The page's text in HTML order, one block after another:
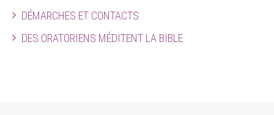
DÉMARCHES ET CONTACTS
DES ORATORIENS MÉDITENT LA BIBLE